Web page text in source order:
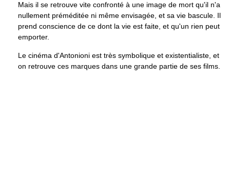
Mais il se retrouve vite confronté à une image de mort qu'il n'a
nullement préméditée ni même envisagée, et sa vie bascule. Il
prend conscience de ce dont la vie est faite, et qu'un rien peut
emporter.
Le cinéma d'Antonioni est très symbolique et existentialiste, et
on retrouve ces marques dans une grande partie de ses films.